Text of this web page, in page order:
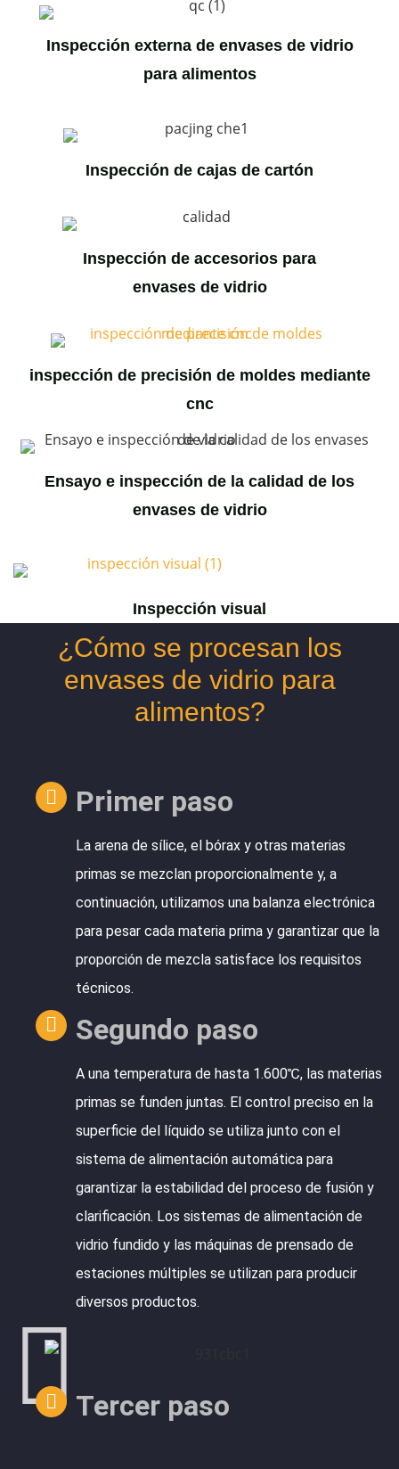
Inspección externa de envases de vidrio
para alimentos
Inspección de cajas de cartón
Inspección de accesorios para
envases de vidrio
inspección de precisión de moldes mediante
cnc
Ensayo e inspección de la calidad de los
envases de vidrio
Inspección visual
¿Cómo se procesan los
envases de vidrio para
alimentos?
Primer paso
La arena de sílice, el bórax y otras materias
primas se mezclan proporcionalmente y, a
continuación, utilizamos una balanza electrónica
para pesar cada materia prima y garantizar que la
proporción de mezcla satisface los requisitos
técnicos.
Segundo paso
A una temperatura de hasta 1.600℃, las materias
primas se funden juntas. El control preciso en la
superficie del líquido se utiliza junto con el
sistema de alimentación automática para
garantizar la estabilidad del proceso de fusión y
clarificación. Los sistemas de alimentación de
vidrio fundido y las máquinas de prensado de
estaciones múltiples se utilizan para producir
diversos productos.
Tercer paso